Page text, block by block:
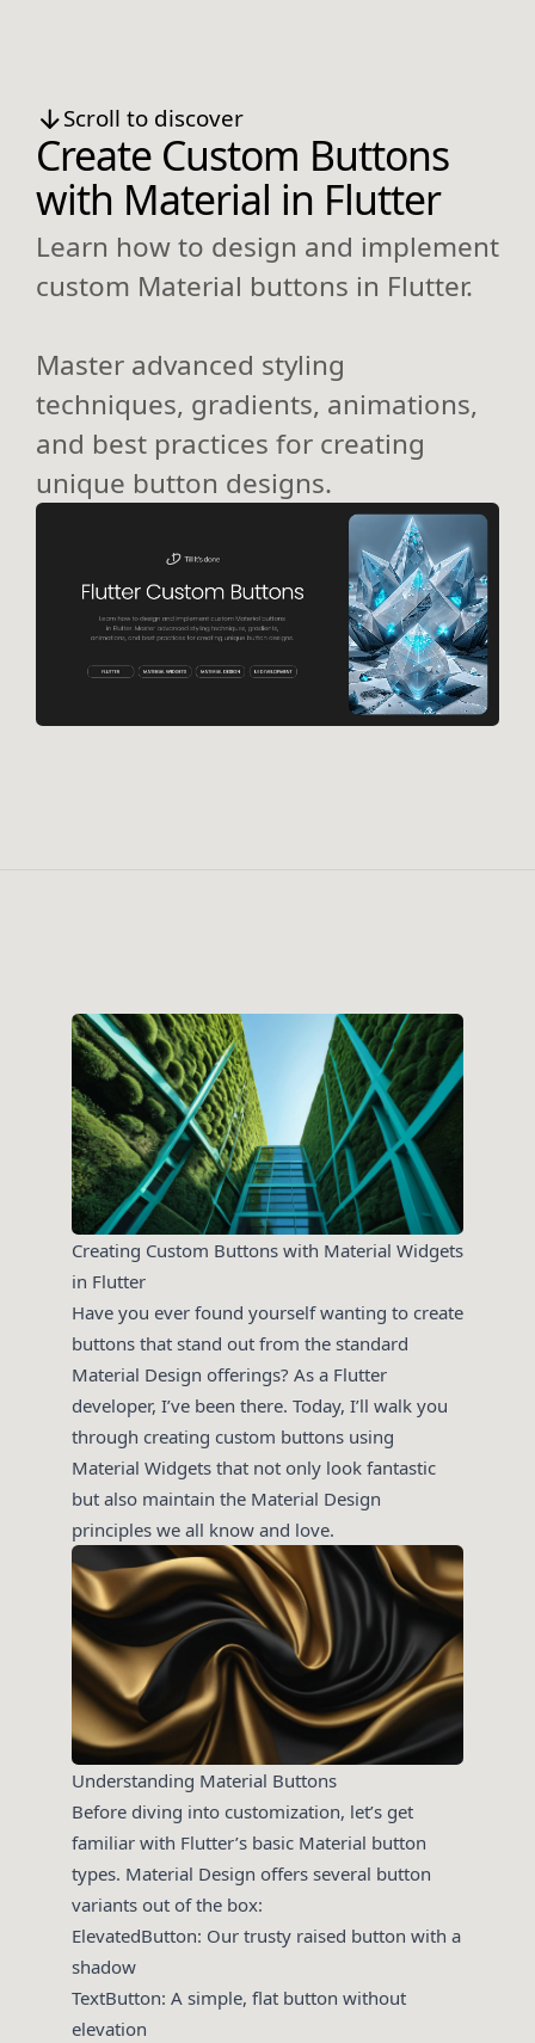
Scroll to discover
Create Custom Buttons
with Material in Flutter
Learn how to design and implement
custom Material buttons in Flutter.
Master advanced styling
techniques, gradients, animations,
and best practices for creating
unique button designs.
Creating Custom Buttons with Material Widgets
in Flutter
Have you ever found yourself wanting to create
buttons that stand out from the standard
Material Design offerings? As a Flutter
developer, I’ve been there. Today, I’ll walk you
through creating custom buttons using
Material Widgets that not only look fantastic
but also maintain the Material Design
principles we all know and love.
Understanding Material Buttons
Before diving into customization, let’s get
familiar with Flutter’s basic Material button
types. Material Design offers several button
variants out of the box:
ElevatedButton: Our trusty raised button with a
shadow
TextButton: A simple, flat button without
elevation